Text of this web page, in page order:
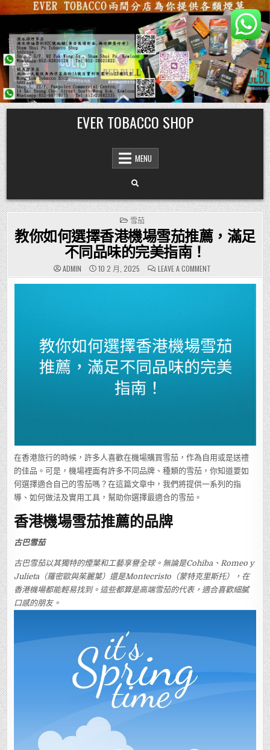
Skip
to
content
EVER TOBACCO SHOP
MENU
POSTED
IN
雪茄
教你如何選擇香港機場雪茄推薦，滿足
不同品味的完美指南！
ADMIN 10 2 月, 2025 LEAVE A COMMENTON
教
你
場
雪
茄
推
薦，
滿
南！
在香港旅行的時候，許多人喜歡在機場購買雪茄，作為自用或是送禮
的佳品。可是，機場裡面有許多不同品牌、種類的雪茄，你知道要如
何選擇適合自己的雪茄嗎？在這篇文章中，我們將提供一系列的指
導、如何做法及實用工具，幫助你選擇最適合的雪茄。
香港機場雪茄推薦的品牌
古巴雪茄
古巴雪茄以其獨特的煙葉和工藝享譽全球。無論是Cohiba、Romeo y
Julieta（羅密歐與茱麗葉）還是Montecristo（蒙特克里斯托），在
香港機場都能輕易找到。這些都算是高端雪茄的代表，適合喜歡細膩
口感的朋友。